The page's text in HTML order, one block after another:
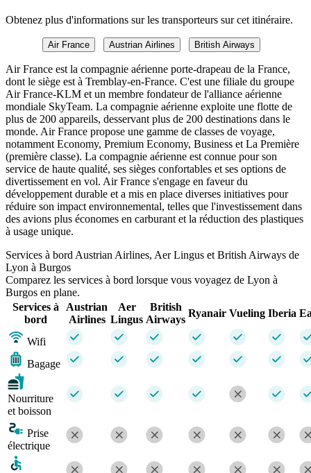
Obtenez plus d'informations sur les transporteurs sur cet itinéraire.
Air France Austrian Airlines British Airways
Air France est la compagnie aérienne porte-drapeau de la France,
dont le siège est à Tremblay-en-France. C'est une filiale du groupe
Air France-KLM et un membre fondateur de l'alliance aérienne
mondiale SkyTeam. La compagnie aérienne exploite une flotte de
plus de 200 appareils, desservant plus de 200 destinations dans le
monde. Air France propose une gamme de classes de voyage,
notamment Economy, Premium Economy, Business et La Première
(première classe). La compagnie aérienne est connue pour son
service de haute qualité, ses sièges confortables et ses options de
divertissement en vol. Air France s'engage en faveur du
développement durable et a mis en place diverses initiatives pour
réduire son impact environnemental, telles que l'investissement dans
des avions plus économes en carburant et la réduction des plastiques
à usage unique.
Services à bord Austrian Airlines, Aer Lingus et British Airways de
Lyon à Burgos
Comparez les services à bord lorsque vous voyagez de Lyon à
Burgos en plane.
Services à
bord
Austrian
Airlines
Aer
Lingus
British
Airways
Ryanair Vueling Iberia
Wifi
Bagage
Nourriture
et boisson
Prise
électrique